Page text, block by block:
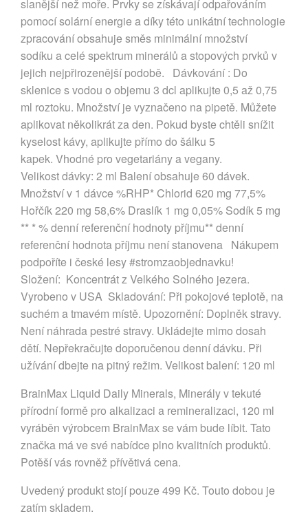
slanější než moře. Prvky se získávají odpařováním
pomocí solární energie a díky této unikátní technologie
zpracování obsahuje směs minimální množství
sodíku a celé spektrum minerálů a stopových prvků v
jejich nejpřirozenější podobě. Dávkování : Do
sklenice s vodou o objemu 3 dcl aplikujte 0,5 až 0,75
ml roztoku. Množství je vyznačeno na pipetě. Můžete
aplikovat několikrát za den. Pokud byste chtěli snížit
kyselost kávy, aplikujte přímo do šálku 5
kapek. Vhodné pro vegetariány a vegany.
Velikost dávky: 2 ml Balení obsahuje 60 dávek.
Množství v 1 dávce %RHP* Chlorid 620 mg 77,5%
Hořčík 220 mg 58,6% Draslík 1 mg 0,05% Sodík 5 mg
** * % denní referenční hodnoty příjmu** denní
referenční hodnota příjmu není stanovena Nákupem
podpoříte i české lesy #stromzaobjednavku!
Složení: Koncentrát z Velkého Solného jezera.
Vyrobeno v USA Skladování: Při pokojové teplotě, na
suchém a tmavém místě. Upozornění: Doplněk stravy.
Není náhrada pestré stravy. Ukládejte mimo dosah
dětí. Nepřekračujte doporučenou denní dávku. Při
užívání dbejte na pitný režim. Velikost balení: 120 ml
BrainMax Liquid Daily Minerals, Minerály v tekuté
přírodní formě pro alkalizaci a remineralizaci, 120 ml
vyráběn výrobcem BrainMax se vám bude líbit. Tato
značka má ve své nabídce plno kvalitních produktů.
Potěší vás rovněž přívětivá cena.
Uvedený produkt stojí pouze 499 Kč. Touto dobou je
zatím skladem.